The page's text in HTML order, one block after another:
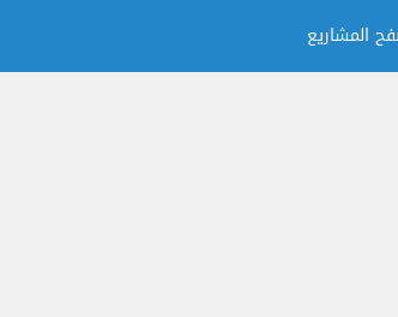
المشاريع